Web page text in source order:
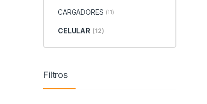
CARGADORES (11)
CELULAR (12)
Filtros